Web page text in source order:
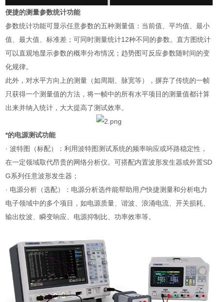
便捷的测量参数统计功能
参数统计功能可显示任意参数的五种测量值：当前值、平均值、最小
值、最大值、标准差；可同时测量统计12种不同的参数。直方图统计
可以直观地显示参数的概率分布情况；趋势图可反应参数随时间的变
化规律。
此外，对水平方向上的测量（如周期、脉宽等），摒弃了传统的一帧
只获得一个测量值的方法，将一帧中的所有水平项目的测量值都计算
出来并纳入统计，大大提高了测试效率。
*的电源测试功能
·波特图（标配）：利用波特图测试系统的频率响应或环路稳定性，
在一定领域取代昂贵的网络分析仪。可搭配内置波形发生器或外置SD
G系列任意波形发生器；
· 电源分析（选配）：电源分析选件能帮助用户快捷测量和分析电力
电子领域中的多个项目，如电源质量、谐波、浪涌电流、开关损耗、
输出纹波、瞬变响应、电源抑制比、功率效率等。